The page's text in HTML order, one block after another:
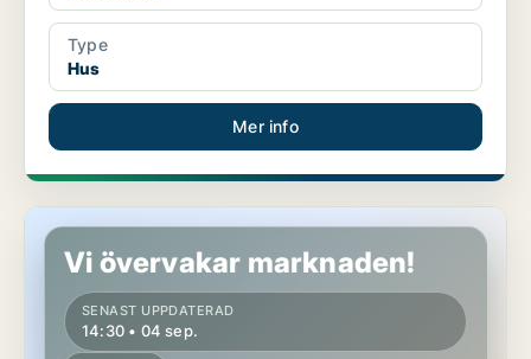
Type
Hus
Mer info
Hus i Sölvesborg
Vi övervakar marknaden!
SENAST UPPDATERAD
14:30 • 04 sep.